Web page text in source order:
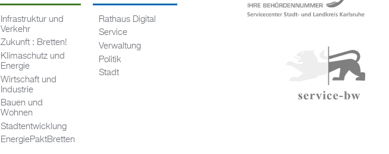
Infrastruktur und
Verkehr
Zukunft : Bretten!
Klimaschutz und
Energie
Wirtschaft und
Industrie
Bauen und
Wohnen
Stadtentwicklung
EnergiePaktBretten
Rathaus Digital
Service
Verwaltung
Politik
Stadt